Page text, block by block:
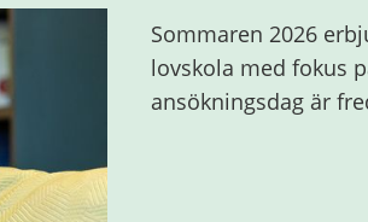
Sommaren 2026
lovskola med fokus
ansökningsdag är